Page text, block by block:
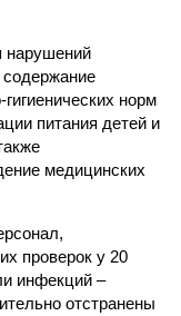
нарушений
норм
питания детей и
медицинских
проверок у 20
инфекций –
отстранены